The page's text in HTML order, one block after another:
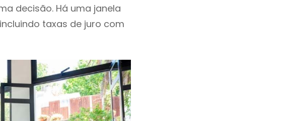
decisão. Há uma janela
taxas de juro com